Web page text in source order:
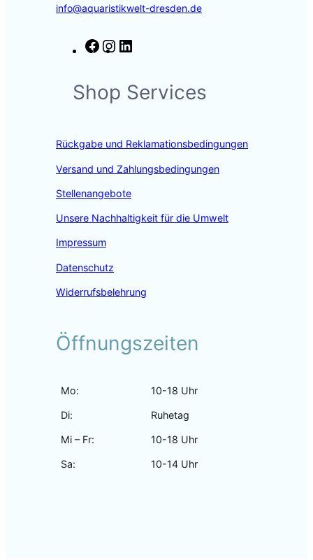
info@aquaristikwelt-dresden.de
F
e
b
k
t
a
a
k
e
n
Shop Services
Rückgabe und Reklamationsbedingungen
Versand und Zahlungsbedingungen
Stellenangebote
Unsere Nachhaltigkeit für die Umwelt
Impressum
Datenschutz
Widerrufsbelehrung
Öffnungszeiten
Mo: 10-18 Uhr
Di: Ruhetag
Mi – Fr: 10-18 Uhr
Sa: 10-14 Uhr